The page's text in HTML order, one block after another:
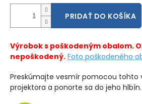
PRIDAŤ DO KOŠÍKA
Výrobok s poškodeným obalom.
nepoškodený. Foto poškodeného
Preskúmajte vesmír pomocou tohto
projektora a ponorte sa do jeho hlbín.